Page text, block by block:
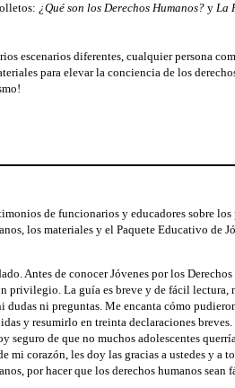
¿Qué son los Derechos Humanos? y La
escenarios diferentes, cualquier persona
para elevar la conciencia de los
de funcionarios y educadores sobre los
los materiales y el Paquete Educativo de
Antes de conocer Jóvenes por los
privilegio. La guía es breve y de fácil lectura,
dudas ni preguntas. Me encanta cómo
y resumirlo en treinta declaraciones
seguro de que no muchos adolescentes
mi corazón, les doy las gracias a ustedes y a
por hacer que los derechos humanos sean